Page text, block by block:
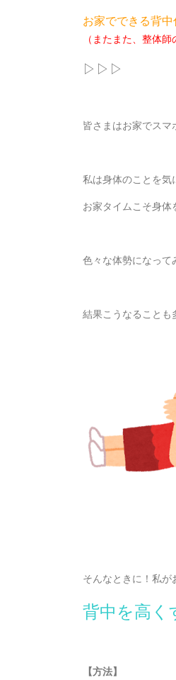
お家でできる背
（またまた、整体師
▷▷▷
皆さまはお家でスマ
私は身体のことを気
お家タイムこそ身体
色々な体勢になって
結果こうなることも
そんなときに！私が
背中を高く
【方法】